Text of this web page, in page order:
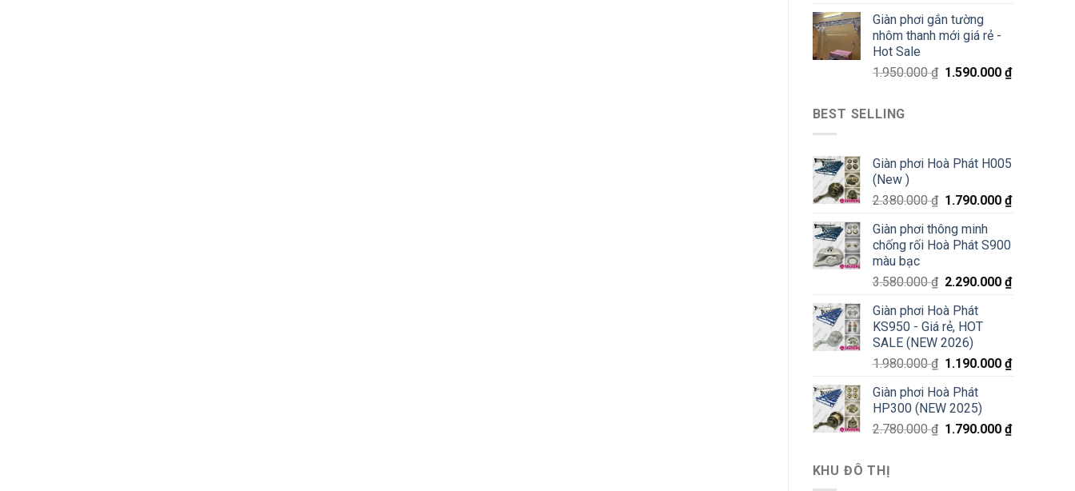
Giàn phơi gắn tường
nhôm thanh mới giá rẻ -
Hot Sale
1.950.000₫ 1.590.000₫
BEST SELLING
Giàn phơi Hoà Phát H005
(New )
2.380.000₫ 1.790.000₫
Giàn phơi thông minh
chống rối Hoà Phát S900
màu bạc
3.580.000₫ 2.290.000₫
Giàn phơi Hoà Phát
KS950 - Giá rẻ, HOT
SALE (NEW 2026)
1.980.000₫ 1.190.000₫
Giàn phơi Hoà Phát
HP300 (NEW 2025)
2.780.000₫ 1.790.000₫
KHU ĐÔ THỊ